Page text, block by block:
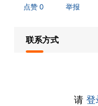
点赞 0 举报
联系方式
请 登